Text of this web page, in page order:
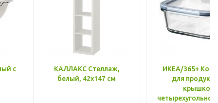
с
КАЛЛАКС Стеллаж,
белый, 42x147 см
ИКЕА/365+
для
крышкой,